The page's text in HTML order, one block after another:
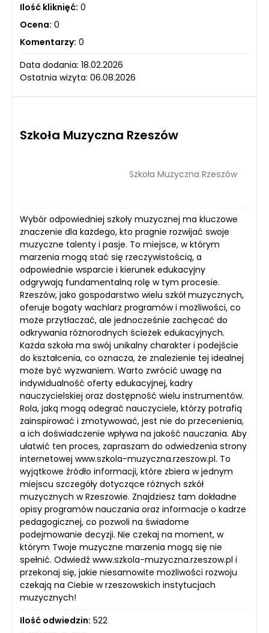
Ilość kliknięć: 0
Ocena: 0
Komentarzy: 0
Data dodania: 18.02.2026
Ostatnia wizyta: 06.08.2026
Szkoła Muzyczna Rzeszów
Szkoła Muzyczna Rzeszów
Wybór odpowiedniej szkoły muzycznej ma kluczowe
znaczenie dla każdego, kto pragnie rozwijać swoje
muzyczne talenty i pasje. To miejsce, w którym
marzenia mogą stać się rzeczywistością, a
odpowiednie wsparcie i kierunek edukacyjny
odgrywają fundamentalną rolę w tym procesie.
Rzeszów, jako gospodarstwo wielu szkół muzycznych,
oferuje bogaty wachlarz programów i możliwości, co
może przytłaczać, ale jednocześnie zachęcać do
odkrywania różnorodnych ścieżek edukacyjnych.
Każda szkoła ma swój unikalny charakter i podejście
do kształcenia, co oznacza, że znalezienie tej idealnej
może być wyzwaniem. Warto zwrócić uwagę na
indywidualność oferty edukacyjnej, kadry
nauczycielskiej oraz dostępność wielu instrumentów.
Rola, jaką mogą odegrać nauczyciele, którzy potrafią
zainspirować i zmotywować, jest nie do przecenienia,
a ich doświadczenie wpływa na jakość nauczania. Aby
ułatwić ten proces, zapraszam do odwiedzenia strony
internetowej www.szkola-muzyczna.rzeszow.pl. To
wyjątkowe źródło informacji, które zbiera w jednym
miejscu szczegóły dotyczące różnych szkół
muzycznych w Rzeszowie. Znajdziesz tam dokładne
opisy programów nauczania oraz informacje o kadrze
pedagogicznej, co pozwoli na świadome
podejmowanie decyzji. Nie czekaj na moment, w
którym Twoje muzyczne marzenia mogą się nie
spełnić. Odwiedź www.szkola-muzyczna.rzeszow.pl i
przekonaj się, jakie niesamowite możliwości rozwoju
czekają na Ciebie w rzeszowskich instytucjach
muzycznych!
Ilość odwiedzin: 522